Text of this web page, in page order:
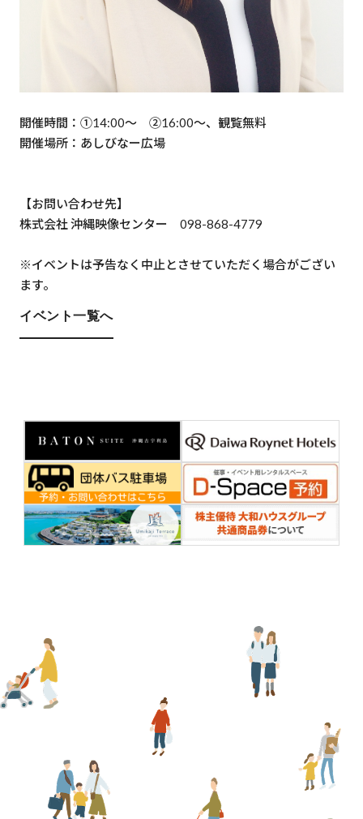
開催時間：①14:00～ ②16:00～、観覧無料
開催場所：あしびなー広場
【お問い合わせ先】
株式会社 沖縄映像センター 098-868-4779
※イベントは予告なく中止とさせていただく場合がござい
ます。
イベント一覧へ